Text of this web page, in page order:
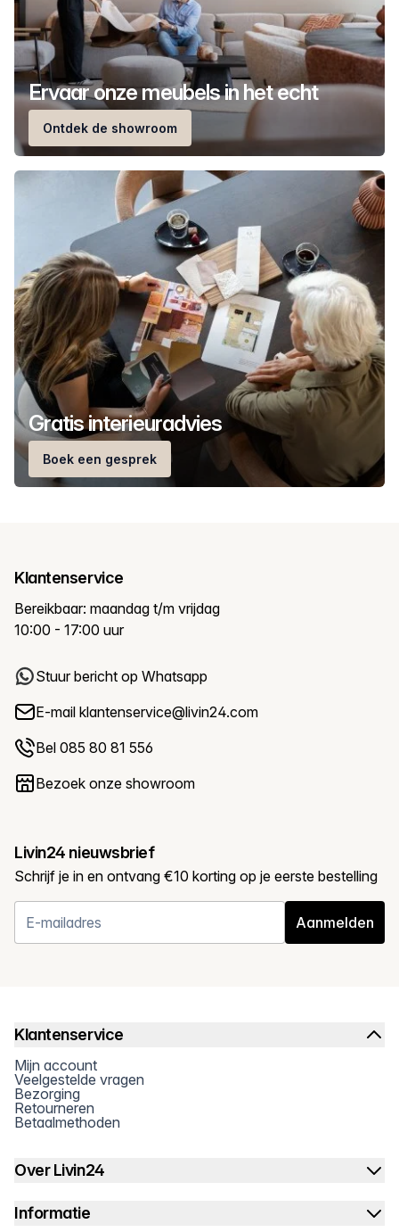
Ervaar onze meubels in het echt
Ontdek de showroom
Gratis interieuradvies
Boek een gesprek
Klantenservice
Bereikbaar: maandag t/m vrijdag
10:00 - 17:00 uur
Stuur bericht op Whatsapp
E-mail klantenservice@livin24.com
Bel 085 80 81 556
Bezoek onze showroom
Livin24 nieuwsbrief
Schrijf je in en ontvang €10 korting op je eerste bestelling
Aanmelden
Klantenservice
Mijn account
Veelgestelde vragen
Bezorging
Retourneren
Betaalmethoden
Over Livin24
Informatie